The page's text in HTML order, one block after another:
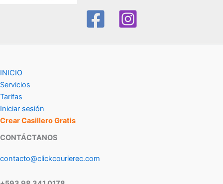
INICIO
Servicios
Tarifas
Iniciar sesión
Crear Casillero Gratis
CONTÁCTANOS
contacto@clickcourierec.com